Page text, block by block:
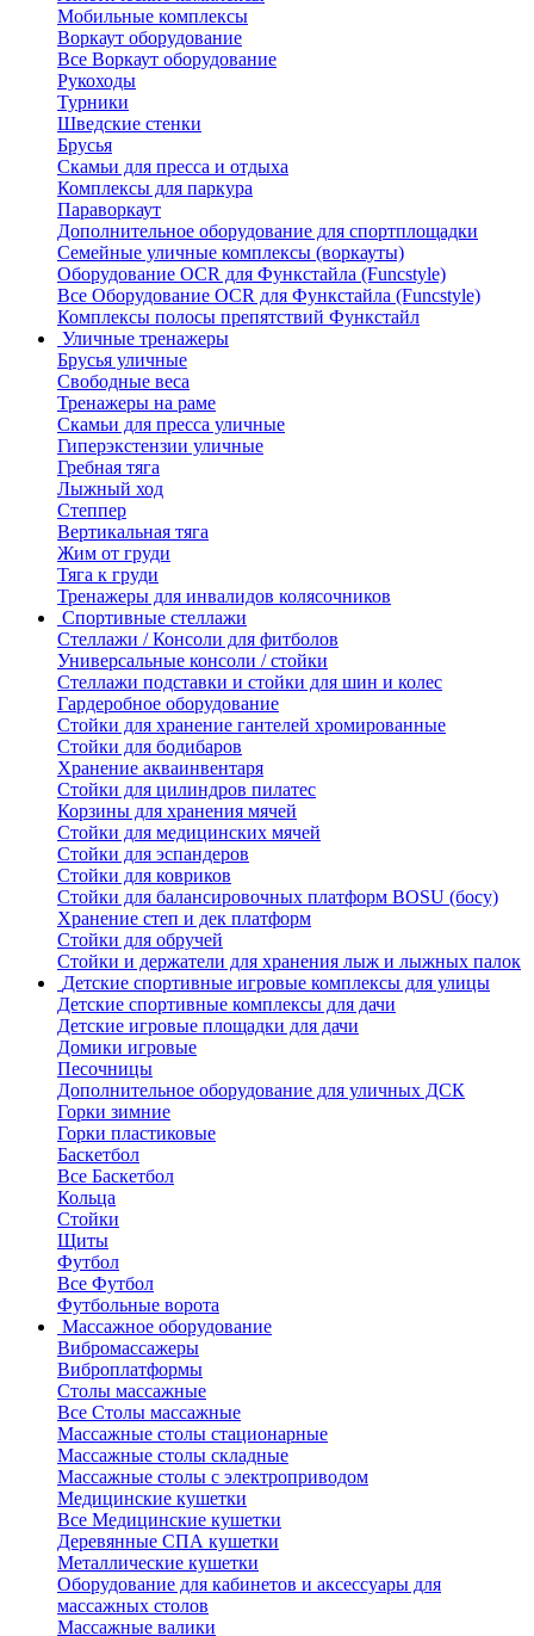
Мобильные комплексы
Воркаут оборудование
Все Воркаут оборудование
Рукоходы
Турники
Шведские стенки
Брусья
Скамьи для пресса и отдыха
Комплексы для паркура
Параворкаут
Дополнительное оборудование для спортплощадки
Семейные уличные комплексы (воркауты)
Оборудование OCR для Функстайла (Funcstyle)
Все Оборудование OCR для Функстайла (Funcstyle)
Комплексы полосы препятствий Функстайл
Уличные тренажеры
Брусья уличные
Свободные веса
Тренажеры на раме
Скамьи для пресса уличные
Гиперэкстензии уличные
Гребная тяга
Лыжный ход
Степпер
Вертикальная тяга
Жим от груди
Тяга к груди
Тренажеры для инвалидов колясочников
Спортивные стеллажи
Стеллажи / Консоли для фитболов
Универсальные консоли / стойки
Стеллажи подставки и стойки для шин и колес
Гардеробное оборудование
Стойки для хранение гантелей хромированные
Стойки для бодибаров
Хранение акваинвентаря
Стойки для цилиндров пилатес
Корзины для хранения мячей
Стойки для медицинских мячей
Стойки для эспандеров
Стойки для ковриков
Стойки для балансировочных платформ BOSU (босу)
Хранение степ и дек платформ
Стойки для обручей
Стойки и держатели для хранения лыж и лыжных палок
Детские спортивные игровые комплексы для улицы
Детские спортивные комплексы для дачи
Детские игровые площадки для дачи
Домики игровые
Песочницы
Дополнительное оборудование для уличных ДСК
Горки зимние
Горки пластиковые
Баскетбол
Все Баскетбол
Кольца
Стойки
Щиты
Футбол
Все Футбол
Футбольные ворота
Массажное оборудование
Вибромассажеры
Виброплатформы
Столы массажные
Все Столы массажные
Массажные столы стационарные
Массажные столы складные
Массажные столы с электроприводом
Медицинские кушетки
Все Медицинские кушетки
Деревянные СПА кушетки
Металлические кушетки
Оборудование для кабинетов и аксессуары для
массажных столов
Массажные валики